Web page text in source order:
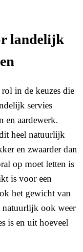
landelijk
in de keuzes die
servies
en aardewerk.
heel natuurlijk
en zwaarder dan
op moet letten is
is voor een
het gewicht van
natuurlijk ook weer
is en uit hoeveel